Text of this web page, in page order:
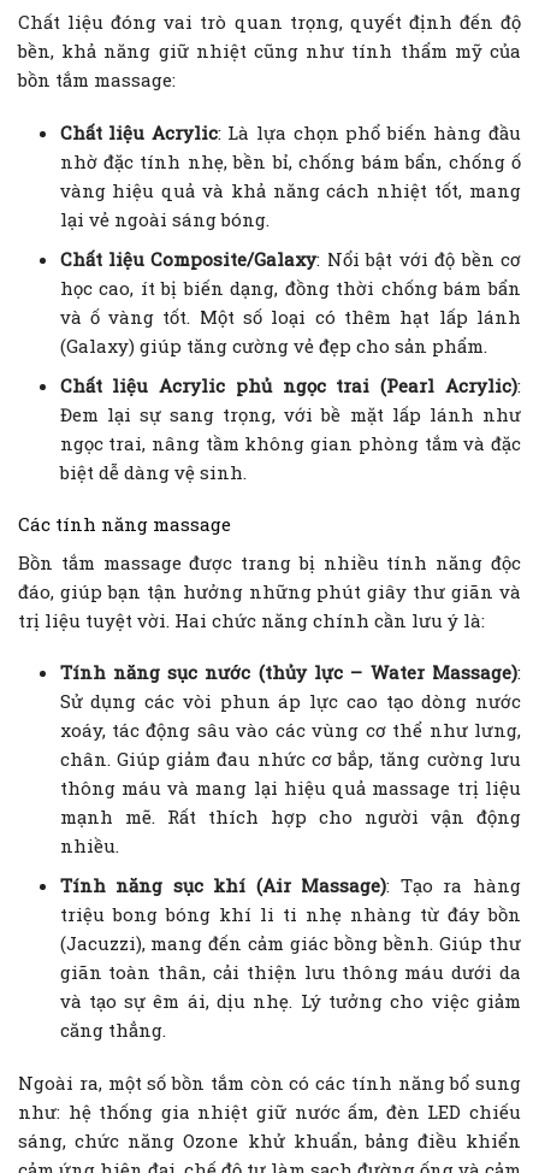
Chất liệu đóng vai trò quan trọng, quyết định đến độ
bền, khả năng giữ nhiệt cũng như tính thẩm mỹ của
bồn tắm massage:
Chất liệu Acrylic: Là lựa chọn phổ biến hàng đầu
nhờ đặc tính nhẹ, bền bỉ, chống bám bẩn, chống ố
vàng hiệu quả và khả năng cách nhiệt tốt, mang
lại vẻ ngoài sáng bóng.
Chất liệu Composite/Galaxy: Nổi bật với độ bền cơ
học cao, ít bị biến dạng, đồng thời chống bám bẩn
và ố vàng tốt. Một số loại có thêm hạt lấp lánh
(Galaxy) giúp tăng cường vẻ đẹp cho sản phẩm.
Chất liệu Acrylic phủ ngọc trai (Pearl Acrylic):
Đem lại sự sang trọng, với bề mặt lấp lánh như
ngọc trai, nâng tầm không gian phòng tắm và đặc
biệt dễ dàng vệ sinh.
Các tính năng massage
Bồn tắm massage được trang bị nhiều tính năng độc
đáo, giúp bạn tận hưởng những phút giây thư giãn và
trị liệu tuyệt vời. Hai chức năng chính cần lưu ý là:
Tính năng sục nước (thủy lực – Water Massage):
Sử dụng các vòi phun áp lực cao tạo dòng nước
xoáy, tác động sâu vào các vùng cơ thể như lưng,
chân. Giúp giảm đau nhức cơ bắp, tăng cường lưu
thông máu và mang lại hiệu quả massage trị liệu
mạnh mẽ. Rất thích hợp cho người vận động
nhiều.
Tính năng sục khí (Air Massage): Tạo ra hàng
triệu bong bóng khí li ti nhẹ nhàng từ đáy bồn
(Jacuzzi), mang đến cảm giác bồng bềnh. Giúp thư
giãn toàn thân, cải thiện lưu thông máu dưới da
và tạo sự êm ái, dịu nhẹ. Lý tưởng cho việc giảm
căng thẳng.
Ngoài ra, một số bồn tắm còn có các tính năng bổ sung
như: hệ thống gia nhiệt giữ nước ấm, đèn LED chiếu
sáng, chức năng Ozone khử khuẩn, bảng điều khiển